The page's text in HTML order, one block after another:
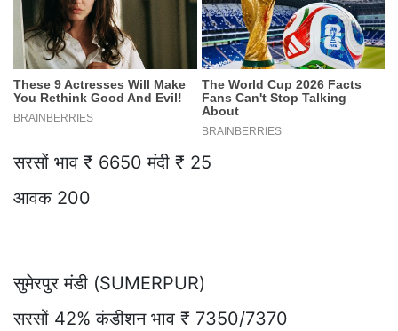
सरसों भाव ₹ 6650 मंदी ₹ 25
आवक 200
सुमेरपुर मंडी (SUMERPUR)
सरसों 42% कंडीशन भाव ₹ 7350/7370